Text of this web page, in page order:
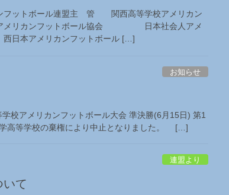
ットボール連盟主 管 関西高等学校アメリカン
メリカンフットボール協会 日本社会人アメ
アメリカンフットボール […]
お知らせ
アメリカンフットボール大会 準決勝(6月15日) 第1
高等学校の棄権により中止となりました。 […]
連盟より
いて